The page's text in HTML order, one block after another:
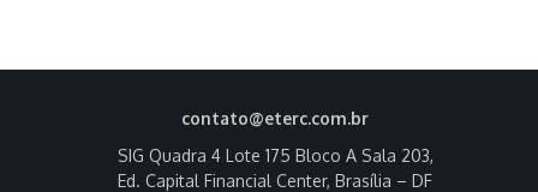
contato@eterc.com.br
SIG Quadra 4 Lote 175 Bloco A Sala 203,
Ed. Capital Financial Center, Brasília – DF